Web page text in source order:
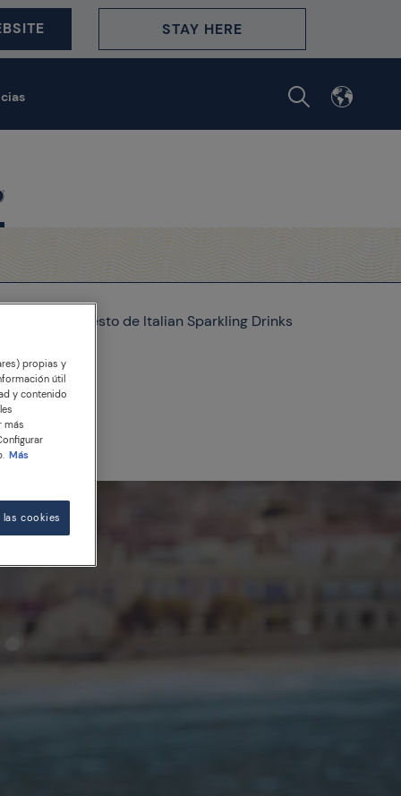
STAY HERE
Manifiesto de Italian Sparkling Drinks
propias y
útil
y contenido
más
Más
cookies